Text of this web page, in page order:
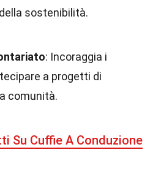
sostenibilità.
: Incoraggia i
a progetti di
comunità.
Su Cuffie A Conduzione